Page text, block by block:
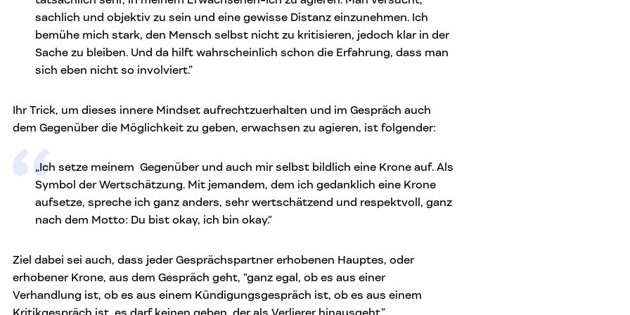
sachlich und objektiv zu sein und eine gewisse Distanz einzunehmen. Ich
bemühe mich stark, den Mensch selbst nicht zu kritisieren, jedoch klar in der
Sache zu bleiben. Und da hilft wahrscheinlich schon die Erfahrung, dass man
sich eben nicht so involviert.”
Ihr Trick, um dieses innere Mindset aufrechtzuerhalten und im Gespräch auch
dem Gegenüber die Möglichkeit zu geben, erwachsen zu agieren, ist folgender:
„Ich setze meinem Gegenüber und auch mir selbst bildlich eine Krone auf. Als
Symbol der Wertschätzung. Mit jemandem, dem ich gedanklich eine Krone
aufsetze, spreche ich ganz anders, sehr wertschätzend und respektvoll, ganz
nach dem Motto: Du bist okay, ich bin okay.“
Ziel dabei sei auch, dass jeder Gesprächspartner erhobenen Hauptes, oder
erhobener Krone, aus dem Gespräch geht, “ganz egal, ob es aus einer
Verhandlung ist, ob es aus einem Kündigungsgespräch ist, ob es aus einem